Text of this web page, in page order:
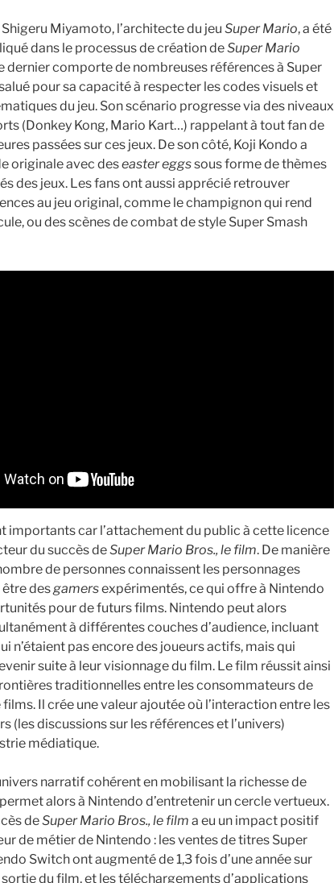
Miyamoto, l’architecte du jeu Super Mario, a été
dans le processus de création deSuper Mario
dernier comporte de nombreuses références à Super
pour sa capacité à respecter les codes visuels et
du jeu. Son scénario progresse via des niveaux
(Donkey Kong, Mario Kart…) rappelant à tout fan de
passées sur ces jeux. De son côté, Koji Kondo a
originale avec deseaster eggssous forme de thèmes
des jeux. Les fans ont aussi apprécié retrouver
au jeu original, comme le champignon qui rend
ou des scènes de combat de style Super Smash
importants car l’attachement du public à cette licence
du succès deSuper Mario Bros., le film. De manière
de personnes connaissent les personnages
être des gamersexpérimentés, ce qui offre à Nintendo
pour de futurs films. Nintendo peut alors
à différentes couches d’audience, incluant
n’étaient pas encore des joueurs actifs, mais qui
suite à leur visionnage du film. Le film réussit ainsi
traditionnelles entre les consommateurs de
Il crée une valeur ajoutée où l’interaction entre les
(les discussions sur les références et l’univers)
médiatique.
narratif cohérent en mobilisant la richesse de
alors à Nintendo d’entretenir un cercle vertueux.
deSuper Mario Bros., le film a eu un impact positif
de métier de Nintendo : les ventes de titres Super
Switch ont augmenté de 1,3 fois d’une année sur
sortie du film, et les téléchargements d’applications